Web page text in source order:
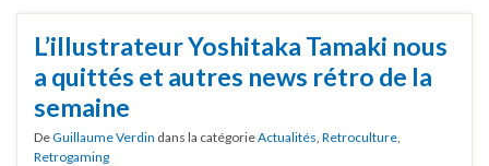
L’illustrateur Yoshitaka Tamaki nous
a quittés et autres news rétro de la
semaine
DeGuillaume Verdin dans la catégorieActualités Retroculture
Retrogaming